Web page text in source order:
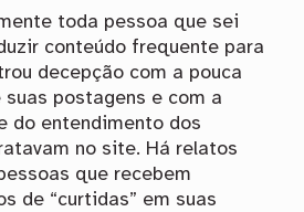
toda pessoa que sei
conteúdo frequente para
decepção com a pouca
suas postagens e com a
do entendimento dos
no site. Há relatos
que recebem
de “curtidas” em suas